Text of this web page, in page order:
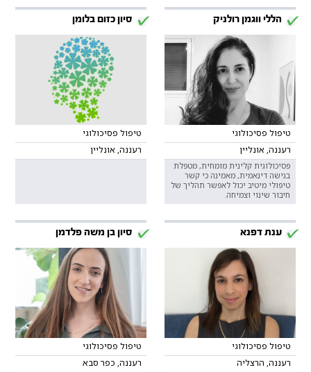
הללי ווגמן רולניק
טיפול פסיכולוגי
רעננה, אונליין
פסיכולוגית קלינית מומחית, מטפלת
בגישה דינאמית, מאמינה כי קשר
טיפולי מיטיב יכול לאפשר תהליך של
חיבור שינוי וצמיחה.
סיון כזום בלומן
טיפול פסיכולוגי
רעננה, אונליין
ענת דפנא
טיפול פסיכולוגי
רעננה, הרצליה
סיון בן משה פלדמן
טיפול פסיכולוגי
רעננה, כפר סבא